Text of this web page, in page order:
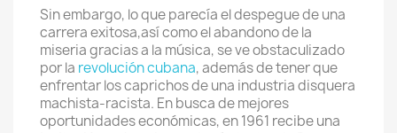
Sin embargo, lo que parecía el despegue de una
carrera exitosa,así como el abandono de la
miseria gracias a la música, se ve obstaculizado
por la revolución cubana, además de tener que
enfrentar los caprichos de una industria disquera
machista-racista. En busca de mejores
oportunidades económicas, en 1961 recibe una